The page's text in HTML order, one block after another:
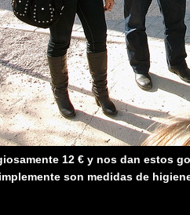
12 € y nos dan estos
son medidas de